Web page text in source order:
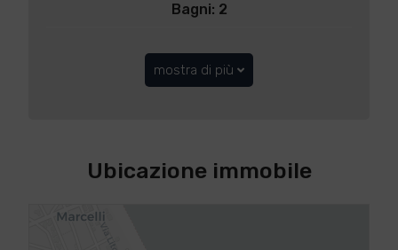
Bagni: 2
mostra di più
Ubicazione immobile